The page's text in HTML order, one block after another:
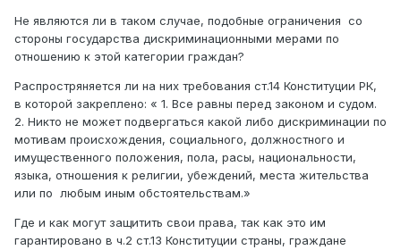
Не являются ли в таком случае, подобные ограничения со
стороны государства дискриминационными мерами по
отношению к этой категории граждан?
Распростряняется ли на них требования ст.14 Конституции РК,
в которой закреплено: « 1. Все равны перед законом и судом.
2. Никто не может подвергаться какой либо дискриминации по
мотивам происхождения, социального, должностного и
имущественного положения, пола, расы, национальности,
языка, отношения к религии, убеждений, места жительства
или по любым иным обстоятельствам.»
Где и как могут защитить свои права, так как это им
гарантировано в ч.2 ст.13 Конституции страны, граждане